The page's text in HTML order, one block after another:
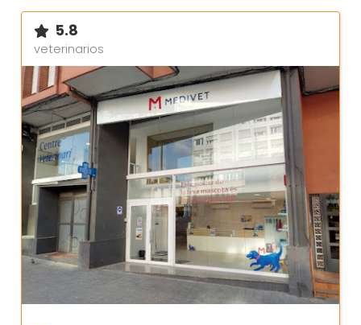
5.8
veterinarios